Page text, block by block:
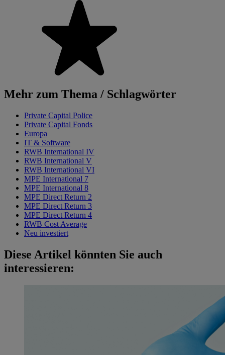
Mehr zum Thema / Schlagwörter
Private Capital Police
Private Capital Fonds
Europa
IT & Software
RWB International IV
RWB International V
RWB International VI
MPE International 7
MPE International 8
MPE Direct Return 2
MPE Direct Return 3
MPE Direct Return 4
RWB Cost Average
Neu investiert
Diese Artikel könnten Sie auch
interessieren: